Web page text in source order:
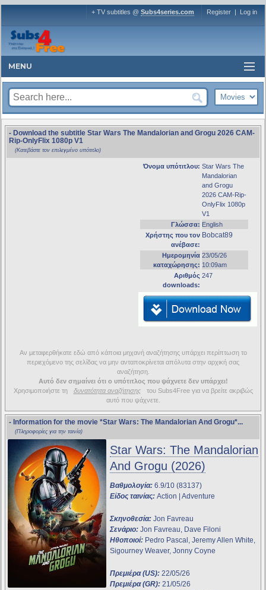
+ TV subtitles @ Subs4series.com Register | Log in
MENU
- Download the subtitle Star Wars The Mandalorian and Grogu 2026 CAM-
Rip-OnlyFlix 1080p V1
(Κατεβάστε τον επιλεγμένο υπότιτλο)
Όνομα υπότιτλου: Star Wars The
Mandalorian
and Grogu
2026 CAM-Rip-
OnlyFlix 1080p
V1
Γλώσσα: English
Χρήστης που τον
ανέβασε:
Bobcat89
Ημερομηνία
καταχώρησης:
23/05/26
10:09am
Αριθμός
downloads:
247
Αν μεταφερθήκατε εδώ από κάποια μηχανή αναζήτησης υπάρχει περίπτωση το
περιεχόμενο της σελίδας να μην ανταποκρίνεται απόλυτα στην αρχική σας
αναζήτηση.
Αυτό δεν σημαίνει ότι ο υπότιτλος που ψάχνετε δεν υπάρχει!
Χρησιμοποιήστε τη
δυνατότητα αναζήτησης
του Subs4Free για να βρείτε ακριβώς
αυτό που ψάχνετε.
- Information for the movie *Star Wars: The Mandalorian And Grogu*...
(Πληροφορίες για την ταινία)
Star Wars: The Mandalorian
And Grogu (2026)
Βαθμολογία: 6.9/10 (83137)
Είδος ταινίας: Action | Adventure
Σκηνοθεσία: Jon Favreau
Σενάριο: Jon Favreau, Dave Filoni
Ηθοποιοί: Pedro Pascal, Jeremy Allen White,
Sigourney Weaver, Jonny Coyne
Πρεμιέρα (US): 22/05/26
Πρεμιέρα (GR): 21/05/26